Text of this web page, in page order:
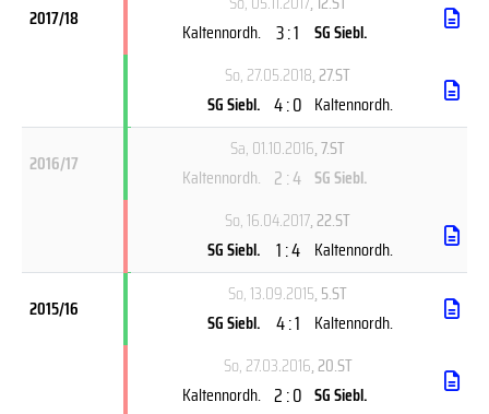
2017/18
Kaltennordh. 3 : 1 SG Siebl.
So, 27.05.2018, 27.ST
SG Siebl. 4 : 0 Kaltennordh.
2016/17
Sa, 01.10.2016, 7.ST
Kaltennordh. 2 : 4 SG Siebl.
So, 16.04.2017, 22.ST
SG Siebl. 1 : 4 Kaltennordh.
2015/16
So, 13.09.2015, 5.ST
SG Siebl. 4 : 1 Kaltennordh.
So, 27.03.2016, 20.ST
Kaltennordh. 2 : 0 SG Siebl.